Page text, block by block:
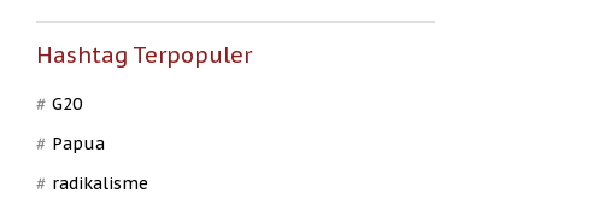
Hashtag Terpopuler
G20
Papua
radikalisme